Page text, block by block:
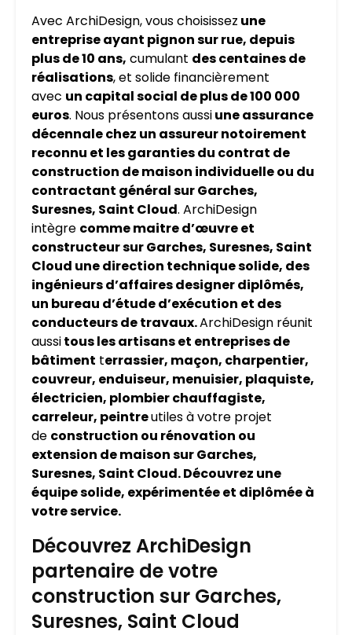
Avec ArchiDesign, vous choisissez une
entreprise ayant pignon sur rue, depuis
plus de 10 ans, cumulant des centaines de
réalisations, et solide financièrement
avec un capital social de plus de 100 000
euros. Nous présentons aussiune assurance
décennale chez un assureur notoirement
reconnu et les garanties du contrat de
construction de maison individuelle ou du
contractant général sur Garches,
Suresnes, Saint Cloud. ArchiDesign
intègre comme maitre d’œuvre et
constructeur sur Garches, Suresnes, Saint
Cloud une direction technique solide, des
ingénieurs d’affaires designer diplômés,
un bureau d’étude d’exécution et des
conducteurs de travaux.ArchiDesign réunit
aussitous les artisans et entreprises de
bâtiment terrassier, maçon, charpentier,
couvreur, enduiseur, menuisier, plaquiste,
électricien, plombier chauffagiste,
carreleur, peintreutiles à votre projet
de construction ou rénovation ou
extension de maison sur Garches,
Suresnes, Saint Cloud. Découvrez une
équipe solide, expérimentée et diplômée à
votre service.
Découvrez ArchiDesign
partenaire de votre
construction sur Garches,
Suresnes, Saint Cloud